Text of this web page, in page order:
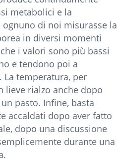
metabolici e la
di noi misurasse la
in diversi momenti
i valori sono più bassi
e tendono poi a
La temperatura, per
lieve rialzo anche dopo
pasto. Infine, basta
accaldati dopo aver fatto
dopo una discussione
durante una